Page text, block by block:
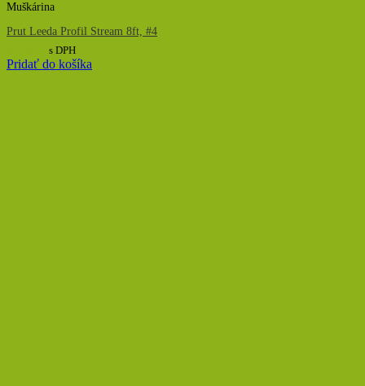
Muškárina
Prut Leeda Profil Stream 8ft, #4
s DPH
Pridať do košíka